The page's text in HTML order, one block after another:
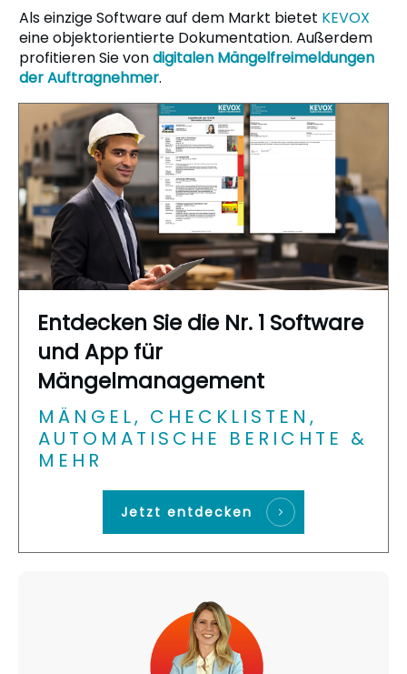
Als einzige Software auf dem Markt bietet KEVOX
eine objektorientierte Dokumentation. Außerdem
profitieren Sie vondigitalen Mängelfreimeldungen
der Auftragnehmer.
Entdecken Sie die Nr. 1 Software
und App für
Mängelmanagement
MÄNGEL, CHECKLISTEN,
AUTOMATISCHE BERICHTE &
MEHR
Jetzt entdecken